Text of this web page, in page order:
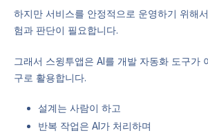
하지만 서비스를 안정적으로 운영하기 위해
험과 판단이 필요합니다.
그래서 스윙투앱은 AI를 개발 자동화 도구가
구로 활용합니다.
설계는 사람이 하고
반복 작업은 AI가 처리하며